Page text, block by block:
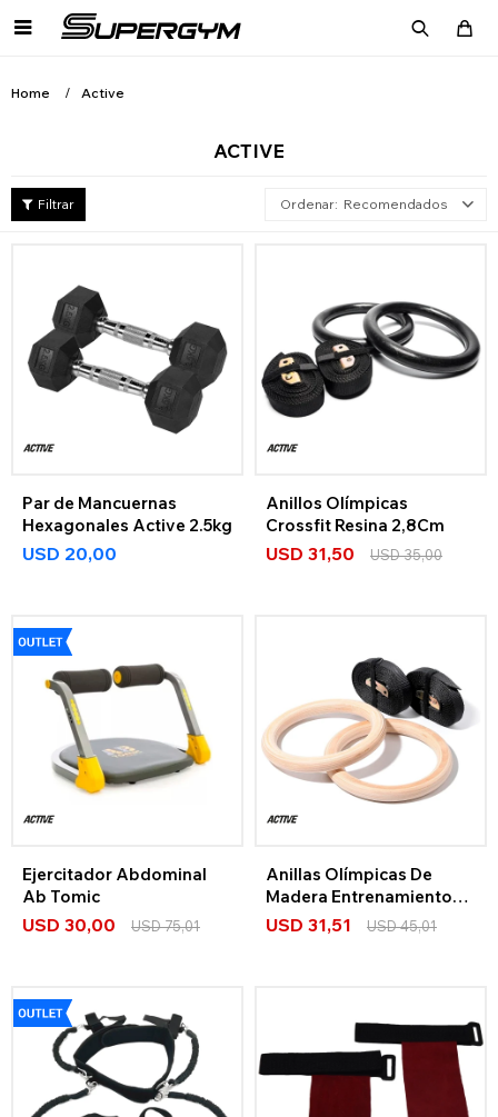

Home Active
ACTIVE
Recomendados
Par de Mancuernas
Hexagonales Active 2.5kg
USD 20,00
Anillos Olímpicas
Crossfit Resina 2,8Cm
USD 31,50 USD35,00
Ejercitador Abdominal
Ab Tomic
USD 30,00 USD75,01
Anillas Olímpicas De
Madera Entrenamiento
Funcional Crossfit
USD 31,51 USD45,01